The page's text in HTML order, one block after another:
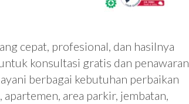
cepat, profesional, dan hasilnya
konsultasi gratis dan penawaran
berbagai kebutuhan perbaikan
area parkir, jembatan,